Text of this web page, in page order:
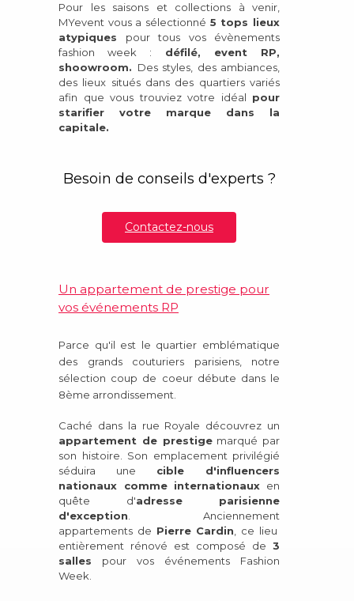
Pour les saisons et collections à venir,
MYevent vous a sélectionné 5 tops lieux
atypiques pour tous vos évènements
fashion week : défilé, event RP,
shoowroom. Des styles, des ambiances,
des lieux situés dans des quartiers variés
afin que vous trouviez votre idéal pour
starifier votre marque dans la
capitale.
Besoin de conseils d'experts ?
Contactez-nous
Un appartement de prestige pour
vos événements RP
Parce qu'il est le quartier emblématique
des grands couturiers parisiens, notre
sélection coup de coeur débute dans le
8ème arrondissement.
Caché dans la rue Royale découvrez un
appartement de prestigemarqué par
son histoire. Son emplacement privilégié
séduira une cible d'influencers
nationaux comme internationaux en
quête d'adresse parisienne
d'exception . Anciennement
appartements de Pierre Cardin , ce lieu
entièrement rénové est composé de 3
salles pour vos événements Fashion
Week.